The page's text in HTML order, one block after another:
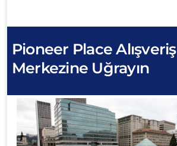
Pioneer Place Alışveriş
Merkezine Uğrayın